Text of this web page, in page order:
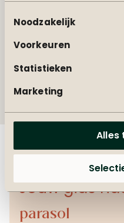
die ze hebben
van hun services.
Toestemmingsselectie
Noodzakelijk
Voorkeuren
Statistieken
Marketing
Alles
Levertijd
Garantie
Jouw gids
parasol